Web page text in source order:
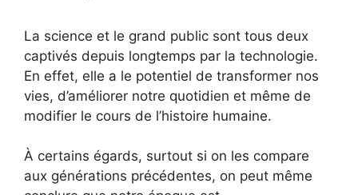
La science et le grand public sont tous deux
captivés depuis longtemps par la technologie.
En effet, elle a le potentiel de transformer nos
vies, d’améliorer notre quotidien et même de
modifier le cours de l’histoire humaine.
À certains égards, surtout si on les compare
aux générations précédentes, on peut même